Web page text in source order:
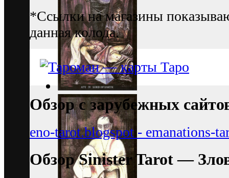
*Ссылки на магазины
данная колода.
Обзор с зарубежных
eno-tarot.blogspot - emanations-
Обзор Sinister Tarot —